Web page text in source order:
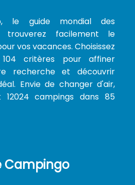
le guide mondial des
trouverez facilement le
vos vacances. Choisissez
critères pour affiner
recherche et découvrir
Envie de changer d'air,
12024 campings dans 85
Campingo